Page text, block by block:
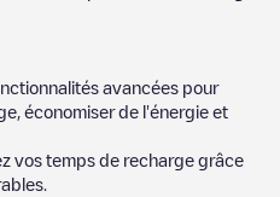
avancées pour
économiser de l'énergie et
vos temps de recharge grâce